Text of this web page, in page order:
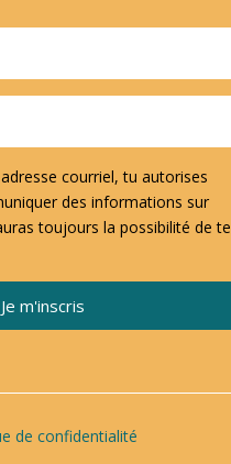
courriel, tu autorises
des informations sur
toujours la possibilité de te
Je m'inscris
de confidentialité